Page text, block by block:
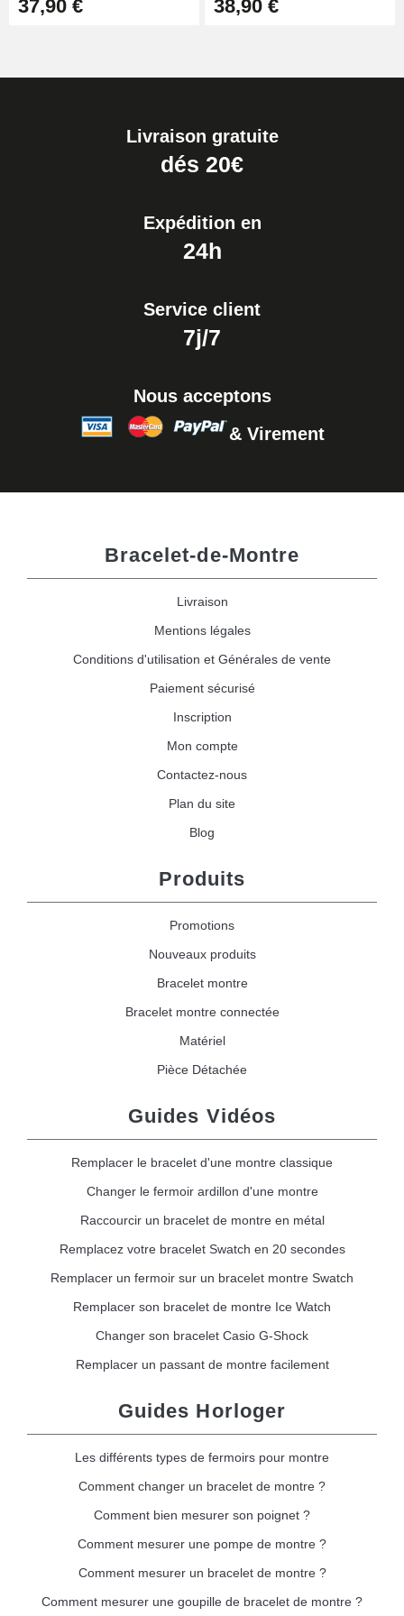
37,90 € 38,90 €
Livraison gratuite
dés 20€
Expédition en
24h
Service client
7j/7
Nous acceptons
& Virement
Bracelet-de-Montre
Livraison
Mentions légales
Conditions d'utilisation et Générales de vente
Paiement sécurisé
Inscription
Mon compte
Contactez-nous
Plan du site
Blog
Produits
Promotions
Nouveaux produits
Bracelet montre
Bracelet montre connectée
Matériel
Pièce Détachée
Guides Vidéos
Remplacer le bracelet d'une montre classique
Changer le fermoir ardillon d'une montre
Raccourcir un bracelet de montre en métal
Remplacez votre bracelet Swatch en 20 secondes
Remplacer un fermoir sur un bracelet montre Swatch
Remplacer son bracelet de montre Ice Watch
Changer son bracelet Casio G-Shock
Remplacer un passant de montre facilement
Guides Horloger
Les différents types de fermoirs pour montre
Comment changer un bracelet de montre ?
Comment bien mesurer son poignet ?
Comment mesurer une pompe de montre ?
Comment mesurer un bracelet de montre ?
Comment mesurer une goupille de bracelet de montre ?